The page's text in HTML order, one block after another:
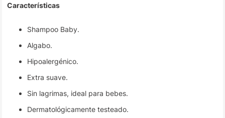
Características
Shampoo Baby.
Algabo.
Hipoalergénico.
Extra suave.
Sin lagrimas, ideal para bebes.
Dermatológicamente testeado.